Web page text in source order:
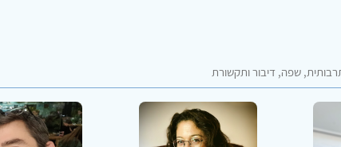
שפה, דיבור ותקשורת